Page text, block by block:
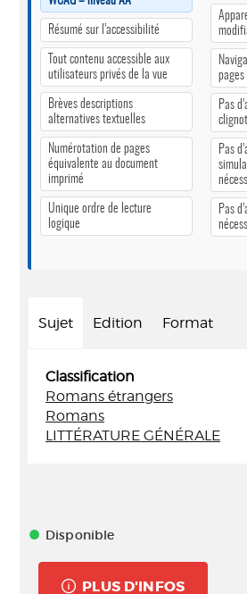
Résumé sur l’accessibilité
Tout contenu accessible aux
utilisateurs privés de la vue
Brèves descriptions
alternatives textuelles
Numérotation de pages
équivalente au document
imprimé
Unique ordre de lecture
logique
pages
Pas
Pas
Pas
Sujet Edition Format
Classification
Romans étrangers
Romans
LITTÉRATURE GÉNÉRALE
Disponible
PLUS D'INFOS